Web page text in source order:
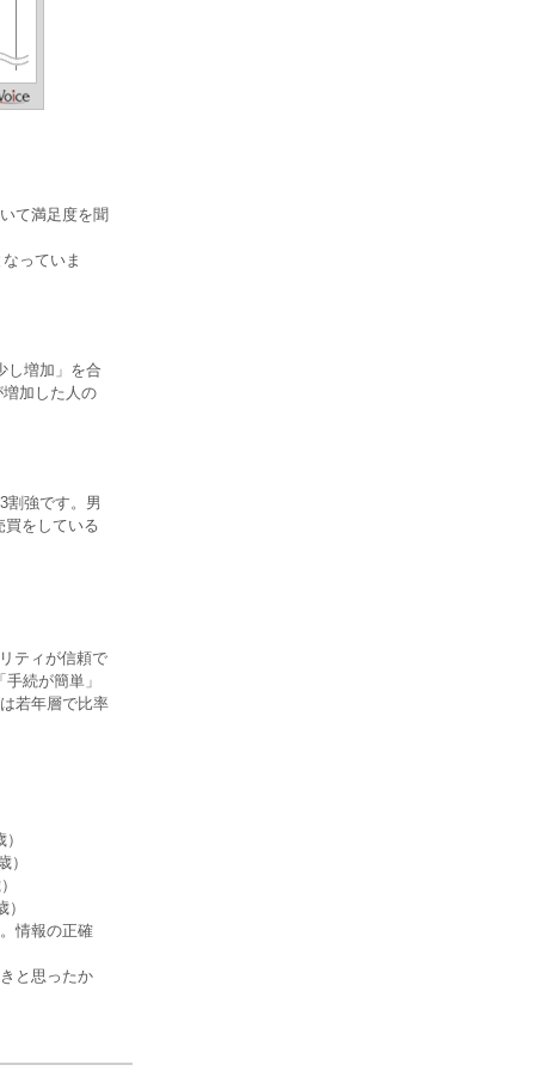
て満足度を聞
っていま
し増加」を合
加した人の
割強です。男
買をしている
ティが信頼で
続が簡単」
若年層で比率
）
情報の正確
と思ったか